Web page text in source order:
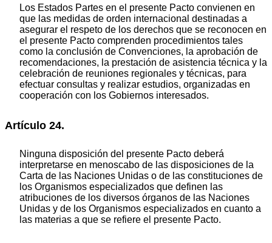
Los Estados Partes en el presente Pacto convienen en
que las medidas de orden internacional destinadas a
asegurar el respeto de los derechos que se reconocen en
el presente Pacto comprenden procedimientos tales
como la conclusión de Convenciones, la aprobación de
recomendaciones, la prestación de asistencia técnica y la
celebración de reuniones regionales y técnicas, para
efectuar consultas y realizar estudios, organizadas en
cooperación con los Gobiernos interesados.
Artículo 24.
Ninguna disposición del presente Pacto deberá
interpretarse en menoscabo de las disposiciones de la
Carta de las Naciones Unidas o de las constituciones de
los Organismos especializados que definen las
atribuciones de los diversos órganos de las Naciones
Unidas y de los Organismos especializados en cuanto a
las materias a que se refiere el presente Pacto.